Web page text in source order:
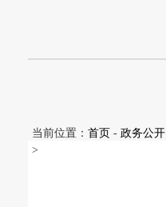
当前位置： 首页 - 政务公开
>